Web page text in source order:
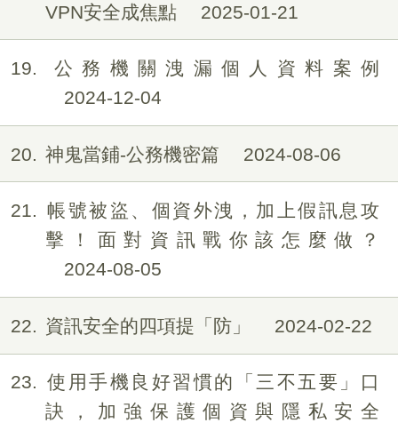
VPN安全成焦點
2025-01-21
19
公務機關洩漏個人資料案例
2024-12-04
20 神鬼當鋪-公務機密篇 2024-08-06
21
帳號被盜、個資外洩，加上假訊息攻
擊！面對資訊戰你該怎麼做？
2024-08-05
22 資訊安全的四項提「防」 2024-02-22
23
使用手機良好習慣的「三不五要」口
訣，加強保護個資與隱私安全